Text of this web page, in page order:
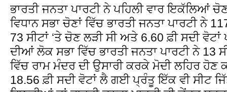
ਭਾਰਤੀ ਜਨਤਾ ਪਾਰਟੀ ਨੇ ਪਹਿਲੀ ਵਾਰ ਇਕੱਲਿਆਂ
ਵਿਧਾਨ ਸਭਾ ਚੋਣਾਂ ਵਿੱਚ ਭਾਰਤੀ ਜਨਤਾ ਪਾਰਟੀ ਨੇ
73 ਸੀਟਾਂ ‘ਤੇ ਚੋਣ ਲੜੀ ਸੀ ਅਤੇ 6.60 ਫ਼ੀ ਸਦੀ
ਦੀਆਂ ਲੋਕ ਸਭਾ ਵਿੱਚ ਭਾਰਤੀ ਜਨਤਾ ਪਾਰਟੀ ਨੇ
ਵਿੱਚ ਰਾਮ ਮੰਦਰ ਦੀ ਉਸਾਰੀ ਕਰਕੇ ਮੋਦੀ ਲਹਿਰ ਹੋਣ
18.56 ਫ਼ੀ ਸਦੀ ਵੋਟਾਂ ਲੈ ਗਈ ਪ੍ਰੰਤੂ ਇੱਕ ਵੀ ਸੀਟ